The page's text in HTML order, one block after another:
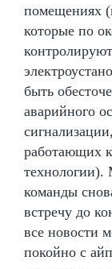
помещениях
которые по
быть
аварийного
работающих
технологии).
команды
встречу до
все новости
покойно с